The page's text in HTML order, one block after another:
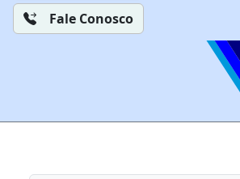
Fale Conosco